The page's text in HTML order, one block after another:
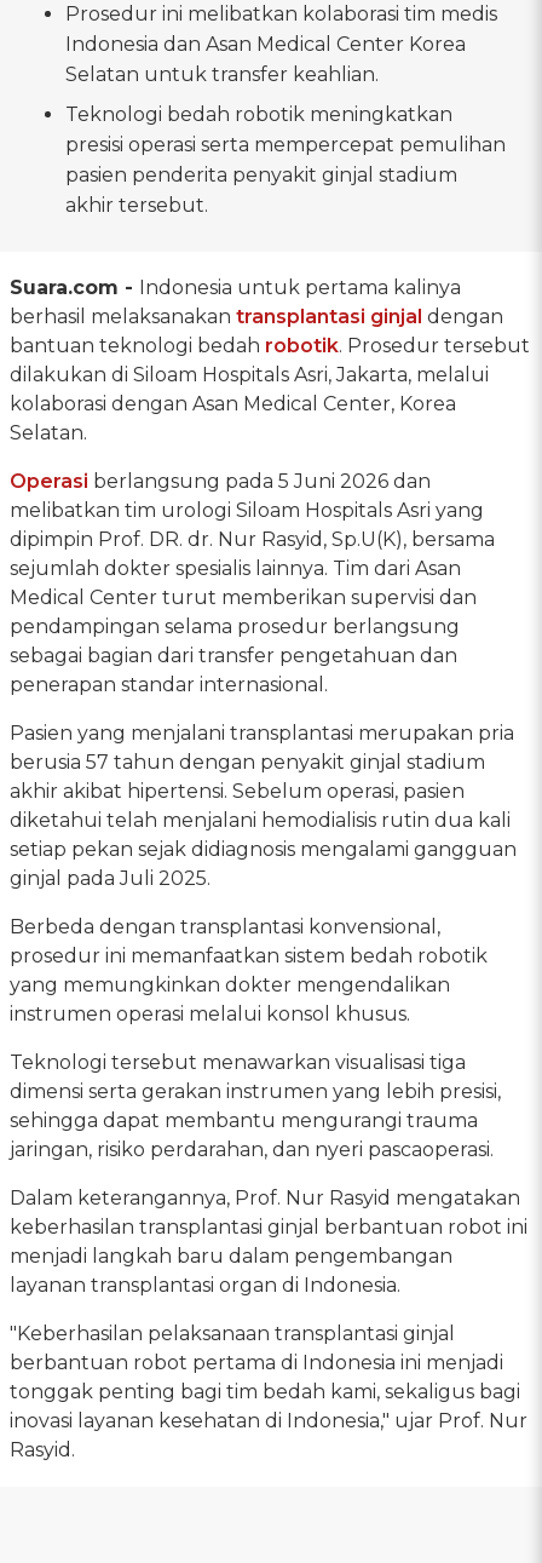
Prosedur ini melibatkan kolaborasi tim medis
Indonesia dan Asan Medical Center Korea
Selatan untuk transfer keahlian.
Teknologi bedah robotik meningkatkan
presisi operasi serta mempercepat pemulihan
pasien penderita penyakit ginjal stadium
akhir tersebut.
Suara.com - Indonesia untuk pertama kalinya
berhasil melaksanakan transplantasi ginjal dengan
bantuan teknologi bedah robotik. Prosedur tersebut
dilakukan di Siloam Hospitals Asri, Jakarta, melalui
kolaborasi dengan Asan Medical Center, Korea
Selatan.
Operasi berlangsung pada 5 Juni 2026 dan
melibatkan tim urologi Siloam Hospitals Asri yang
dipimpin Prof. DR. dr. Nur Rasyid, Sp.U(K), bersama
sejumlah dokter spesialis lainnya. Tim dari Asan
Medical Center turut memberikan supervisi dan
pendampingan selama prosedur berlangsung
sebagai bagian dari transfer pengetahuan dan
penerapan standar internasional.
Pasien yang menjalani transplantasi merupakan pria
berusia 57 tahun dengan penyakit ginjal stadium
akhir akibat hipertensi. Sebelum operasi, pasien
diketahui telah menjalani hemodialisis rutin dua kali
setiap pekan sejak didiagnosis mengalami gangguan
ginjal pada Juli 2025.
Berbeda dengan transplantasi konvensional,
prosedur ini memanfaatkan sistem bedah robotik
yang memungkinkan dokter mengendalikan
instrumen operasi melalui konsol khusus.
Teknologi tersebut menawarkan visualisasi tiga
dimensi serta gerakan instrumen yang lebih presisi,
sehingga dapat membantu mengurangi trauma
jaringan, risiko perdarahan, dan nyeri pascaoperasi.
Dalam keterangannya, Prof. Nur Rasyid mengatakan
keberhasilan transplantasi ginjal berbantuan robot ini
menjadi langkah baru dalam pengembangan
layanan transplantasi organ di Indonesia.
"Keberhasilan pelaksanaan transplantasi ginjal
berbantuan robot pertama di Indonesia ini menjadi
tonggak penting bagi tim bedah kami, sekaligus bagi
inovasi layanan kesehatan di Indonesia," ujar Prof. Nur
Rasyid.